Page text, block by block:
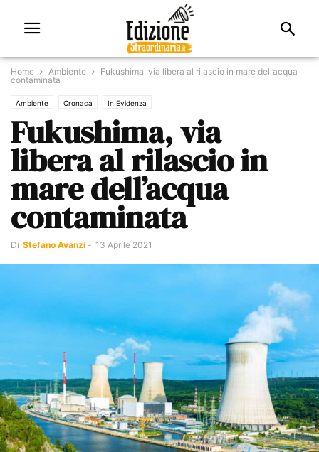
Home Ambiente
Fukushima, via libera al rilascio in mare dell’acqua
contaminata
Ambiente Cronaca In Evidenza
Fukushima, via
libera al rilascio in
mare dell’acqua
contaminata
Di Stefano Avanzi - 13 Aprile 2021